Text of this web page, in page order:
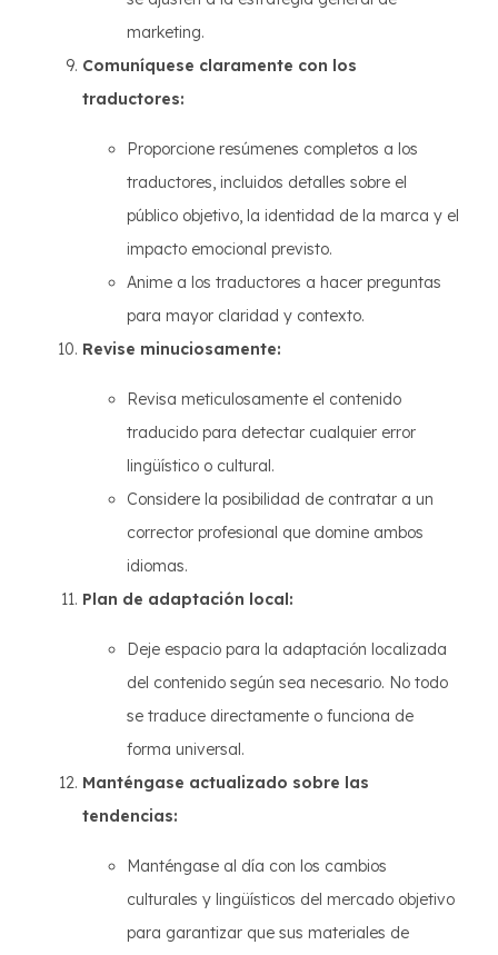
marketing.
Comuníquese claramente con los
traductores:
Proporcione resúmenes completos a los
traductores, incluidos detalles sobre el
público objetivo, la identidad de la marca y el
impacto emocional previsto.
Anime a los traductores a hacer preguntas
para mayor claridad y contexto.
Revise minuciosamente:
Revisa meticulosamente el contenido
traducido para detectar cualquier error
lingüístico o cultural.
Considere la posibilidad de contratar a un
corrector profesional que domine ambos
idiomas.
Plan de adaptación local:
Deje espacio para la adaptación localizada
del contenido según sea necesario. No todo
se traduce directamente o funciona de
forma universal.
Manténgase actualizado sobre las
tendencias:
Manténgase al día con los cambios
culturales y lingüísticos del mercado objetivo
para garantizar que sus materiales de